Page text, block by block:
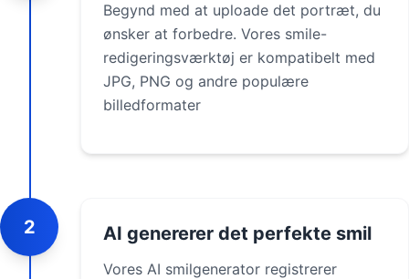
Begynd med at uploade det portræt, du
ønsker at forbedre. Vores smile-
redigeringsværktøj er kompatibelt med
JPG, PNG og andre populære
billedformater
2 AI genererer det perfekte smil
Vores AI smilgenerator registrerer